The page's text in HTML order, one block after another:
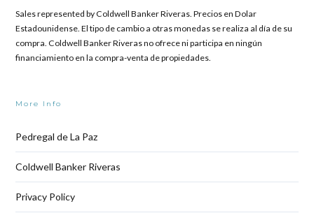
Sales represented by Coldwell Banker Riveras. Precios en Dolar
Estadounidense. El tipo de cambio a otras monedas se realiza al día de su
compra. Coldwell Banker Riveras no ofrece ni participa en ningún
financiamiento en la compra-venta de propiedades.
More Info
Pedregal de La Paz
Coldwell Banker Riveras
Privacy Policy